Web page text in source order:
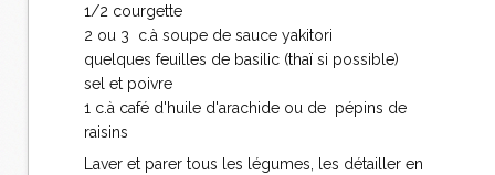
1/2 courgette
2 ou 3 c.à soupe de sauce yakitori
quelques feuilles de basilic (thaï si possible)
sel et poivre
1 c.à café d'huile d'arachide ou de pépins de
raisins
Laver et parer tous les légumes, les détailler en